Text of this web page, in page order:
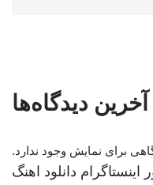
آخرین دیدگاه‌ها
برای نمایش وجود ندارد.
اینستاگرام دانلود اهنگ